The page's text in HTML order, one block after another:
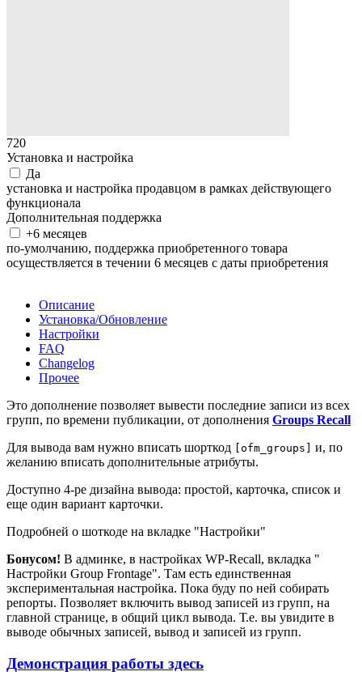
720
Установка и настройка
Да
установка и настройка продавцом в рамках действующего
функционала
Дополнительная поддержка
+6 месяцев
по-умолчанию, поддержка приобретенного товара
осуществляется в течении 6 месяцев с даты приобретения
Описание
Установка/Обновление
Настройки
FAQ
Changelog
Прочее
Это дополнение позволяет вывести последние записи из всех
групп, по времени публикации, от дополнения Groups Recall
Для вывода вам нужно вписать шорткод
[ofm_groups]
и, по
желанию вписать дополнительные атрибуты.
Доступно 4-ре дизайна вывода: простой, карточка, список и
еще один вариант карточки.
Подробней о шоткоде на вкладке "Настройки"
Бонусом! В админке, в настройках WP-Recall, вкладка "
Настройки Group Frontage". Там есть единственная
экспериментальная настройка. Пока буду по ней собирать
репорты. Позволяет включить вывод записей из групп, на
главной странице, в общий цикл вывода. Т.е. вы увидите в
выводе обычных записей, вывод и записей из групп.
Демонстрация работы здесь